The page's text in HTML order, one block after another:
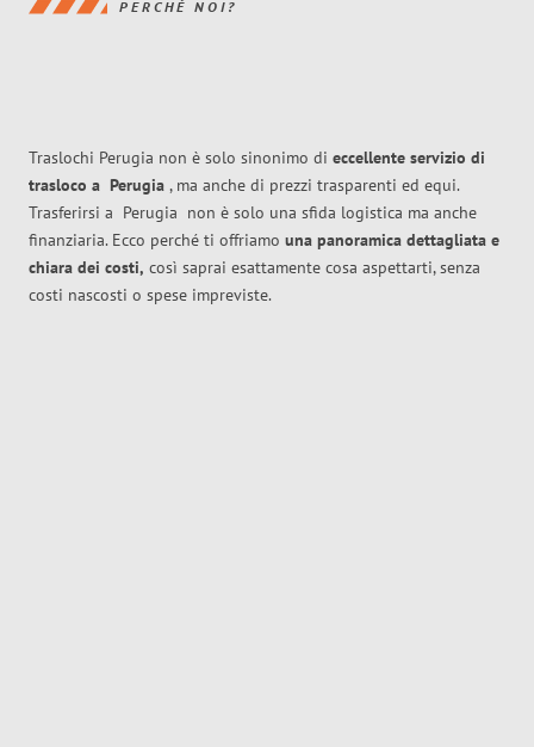
PERCHÉ NOI?
Traslochi Perugia non è solo sinonimo di eccellente servizio di
trasloco a Perugia , ma anche di prezzi trasparenti ed equi.
Trasferirsi a Perugia non è solo una sfida logistica ma anche
finanziaria. Ecco perché ti offriamo una panoramica dettagliata e
chiara dei costi, così saprai esattamente cosa aspettarti, senza
costi nascosti o spese impreviste.